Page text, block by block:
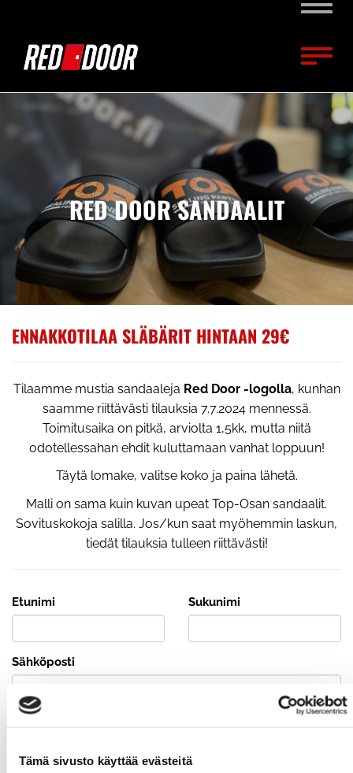
Tämä sivusto käyttää evästeitä
RED DOOR SANDAALIT
ENNAKKOTILAA SLÄBÄRIT HINTAAN 29€
Tilaamme mustia sandaaleja Red Door -logolla, kunhan
saamme riittävästi tilauksia 7.7.2024 mennessä.
Toimitusaika on pitkä, arviolta 1,5kk, mutta niitä
odotellessahan ehdit kuluttamaan vanhat loppuun!
Täytä lomake, valitse koko ja paina lähetä.
Malli on sama kuin kuvan upeat Top-Osan sandaalit.
Sovituskokoja salilla. Jos/kun saat myöhemmin laskun,
tiedät tilauksia tulleen riittävästi!
Etunimi Sukunimi
Sähköposti
36